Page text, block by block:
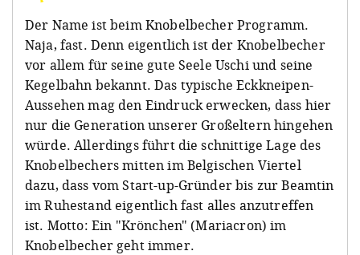
Der Name ist beim Knobelbecher Programm.
Naja, fast. Denn eigentlich ist der Knobelbecher
vor allem für seine gute Seele Uschi und seine
Kegelbahn bekannt. Das typische Eckkneipen-
Aussehen mag den Eindruck erwecken, dass hier
nur die Generation unserer Großeltern hingehen
würde. Allerdings führt die schnittige Lage des
Knobelbechers mitten im Belgischen Viertel
dazu, dass vom Start-up-Gründer bis zur Beamtin
im Ruhestand eigentlich fast alles anzutreffen
ist. Motto: Ein "Krönchen" (Mariacron) im
Knobelbecher geht immer.